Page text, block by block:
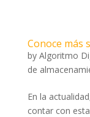
Conoce más
by Algoritmo
de
En la
contar con